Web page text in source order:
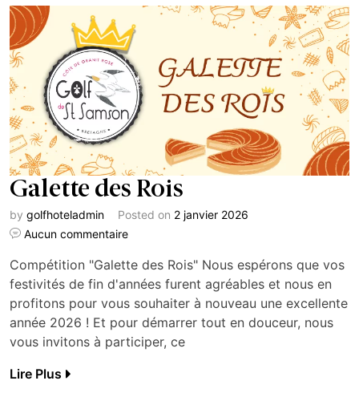
Galette des Rois
by golfhoteladmin Posted on 2 janvier 2026
Aucun commentaire
Compétition "Galette des Rois" Nous espérons que vos
festivités de fin d'années furent agréables et nous en
profitons pour vous souhaiter à nouveau une excellente
année 2026 ! Et pour démarrer tout en douceur, nous
vous invitons à participer, ce
Lire Plus